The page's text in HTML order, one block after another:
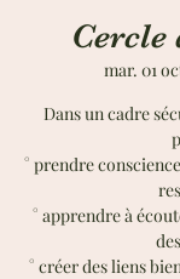
Cercle
mar. 01
Dans un cadre
° prendre
° apprendre à
° créer des liens